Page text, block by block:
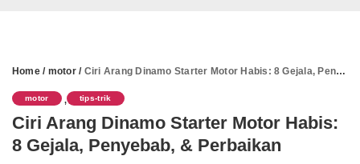
Home/ motor/ Ciri Arang Dinamo Starter Motor Habis: 8 Gejala, Penyebab, & Perbaikan
motor , tips-trik
Ciri Arang Dinamo Starter Motor Habis:
8 Gejala, Penyebab, & Perbaikan